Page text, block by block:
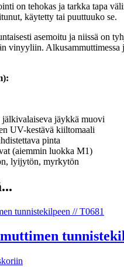
on tehokas ja tarkka tapa
käytetty tai puuttuuko se.
asemoitu ja niissä on
vinyyliin. Alkusammuttimessa
jälkivalaiseva jäykkä muovi
UV-kestävä kiiltomaali
pinta
(aiemmin luokka M1)
lyijytön, myrkytön